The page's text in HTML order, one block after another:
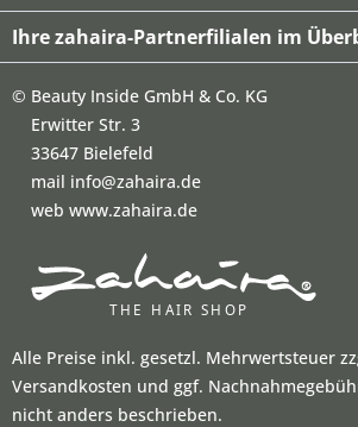
Ihre zahaira-Partnerfilialen im
© Beauty Inside GmbH & Co. KG
Erwitter Str. 3
33647 Bielefeld
mail info@zahaira.de
web www.zahaira.de
Alle Preise inkl. gesetzl. Mehrwertsteuer
Versandkosten und ggf.
nicht anders beschrieben.